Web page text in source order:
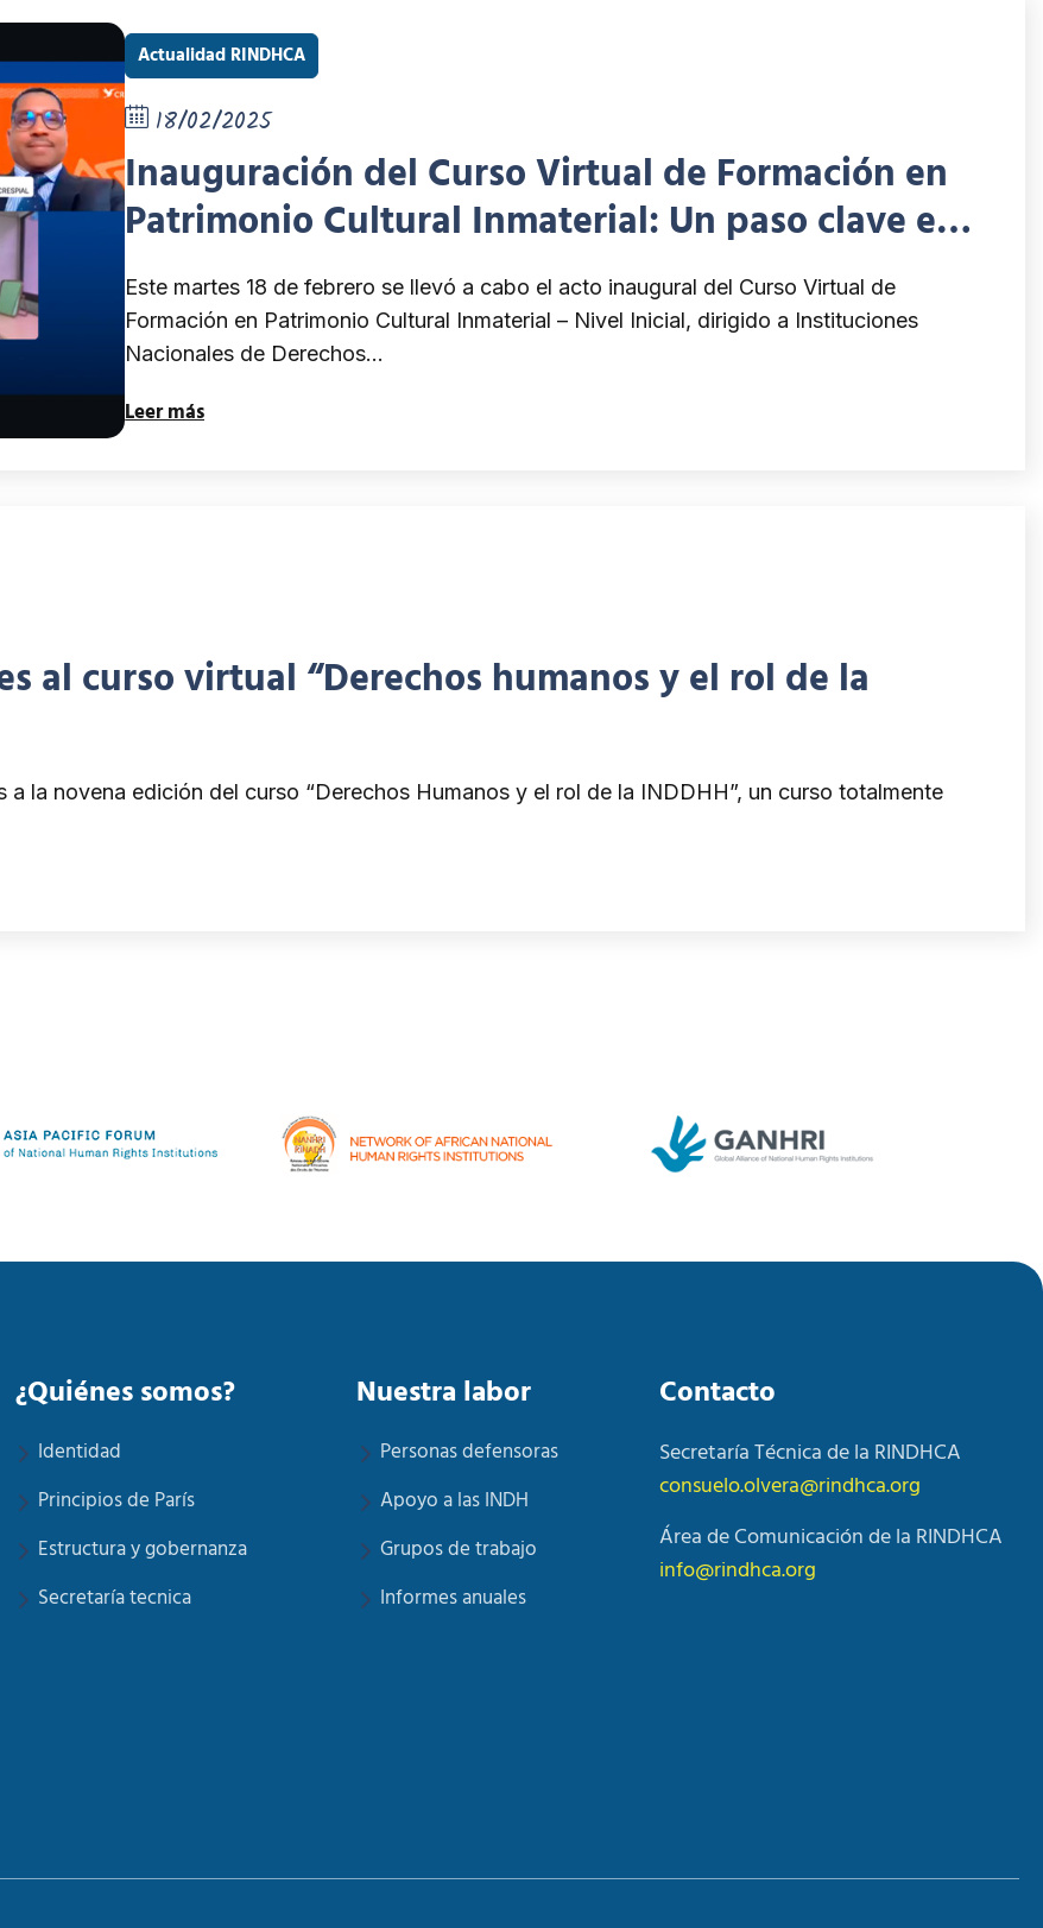
Actualidad RINDHCA
18/02/2025
Inauguración del Curso Virtual de Formación en
Patrimonio Cultural Inmaterial: Un paso clave en
la protección de los derechos culturales
Este martes 18 de febrero se llevó a cabo el acto inaugural del Curso Virtual de
Formación en Patrimonio Cultural Inmaterial – Nivel Inicial, dirigido a Instituciones
Nacionales de Derechos…
Leer más
al curso virtual “Derechos humanos y el rol de la
la novena edición del curso “Derechos Humanos y el rol de la INDDHH”, un curso totalmente
¿Quiénes somos?
Identidad
Principios de París
Estructura y gobernanza
Secretaría tecnica
Nuestra labor
Personas defensoras
Apoyo a las INDH
Grupos de trabajo
Informes anuales
Contacto
Secretaría Técnica de la RINDHCA
consuelo.olvera@rindhca.org
Área de Comunicación de la RINDHCA
info@rindhca.org